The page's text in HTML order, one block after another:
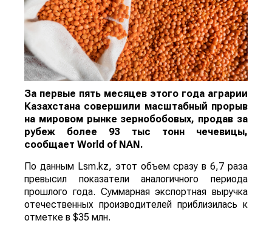
За первые пять месяцев этого года аграрии
Казахстана совершили масштабный прорыв
на мировом рынке зернобобовых, продав за
рубеж более 93 тыс тонн чечевицы,
сообщает World of NAN.
По данным Lsm.kz, этот объем сразу в 6,7 раза
превысил показатели аналогичного периода
прошлого года. Суммарная экспортная выручка
отечественных производителей приблизилась к
отметке в $35 млн.